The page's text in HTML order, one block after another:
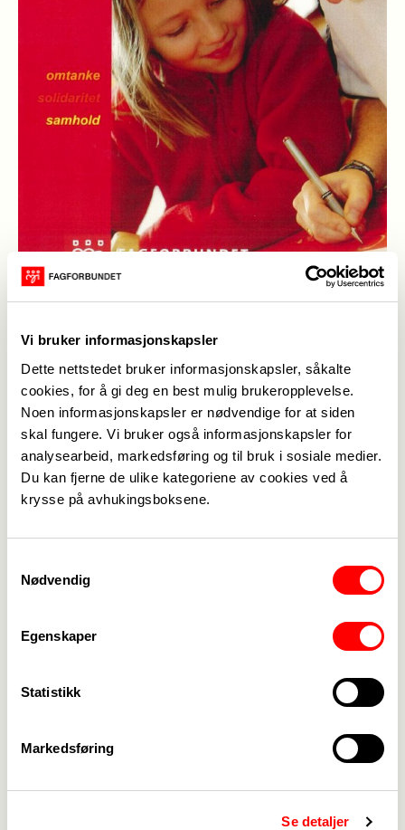
Vi bruker informasjonskapsler
Dette nettstedet bruker informasjonskapsler, såkalte
cookies, for å gi deg en best mulig brukeropplevelse.
Noen informasjonskapsler er nødvendige for at siden
skal fungere. Vi bruker også informasjonskapsler for
analysearbeid, markedsføring og til bruk i sosiale medier.
Du kan fjerne de ulike kategoriene av cookies ved å
krysse på avhukingsboksene.
Nødvendig
Egenskaper
Statistikk
Markedsføring
Se detaljer
Sist oppdatert: 16. jun. 2022
På medlemsmøte/jubileumsfest i april ble det lagt
fram den reviderte versjonen av Fagforbundet
Vindafjord sin organisasjonsplan. Dette er en plan
som skal gi en trygghet og forutsigbarhet på hva
som innebærer og hvilke oppgaver de ulike
vervene i foreningen har.
Vedlegg
Oganisasjonplan Fagforbundet Vindafjord